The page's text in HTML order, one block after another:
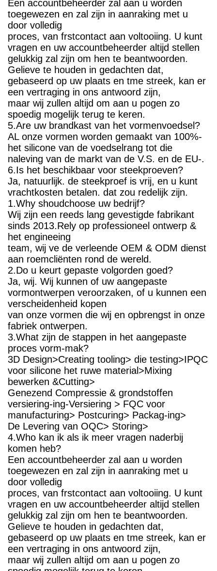
Een accountbeheerder zal aan u worden
toegewezen en zal zijn in aanraking met u
door volledig
proces, van frstcontact aan voltooiing. U kunt
vragen en uw accountbeheerder altijd stellen
gelukkig zal zijn om hen te beantwoorden.
Gelieve te houden in gedachten dat,
gebaseerd op uw plaats en tme streek, kan er
een vertraging in ons antwoord zijn,
maar wij zullen altijd om aan u pogen zo
spoedig mogelijk terug te keren.
5.Are uw brandkast van het vormenvoedsel?
AL onze vormen worden gemaakt van 100%-
het silicone van de voedselrang tot die
naleving van de markt van de V.S. en de EU-.
6.Is het beschikbaar voor steekproeven?
Ja, natuurlijk. de steekproef is vrij, en u kunt
vrachtkosten betalen. dat zou redelijk zijn.
1.Why shoudchoose uw bedrijf?
Wij zijn een reeds lang gevestigde fabrikant
sinds 2013.Rely op professioneel ontwerp &
het engineeing
team, wij ve de verleende OEM & ODM dienst
aan roemcliënten rond de wereld.
2.Do u keurt gepaste volgorden goed?
Ja, wij. Wij kunnen of uw aangepaste
vormontwerpen veroorzaken, of u kunnen een
verscheidenheid kopen
van onze vormen die wij en opbrengst in onze
fabriek ontwerpen.
3.What zijn de stappen in het aangepaste
proces vorm-mak?
3D Design>Creating tooling> die testing>IPQC
voor silicone het ruwe material>Mixing
bewerken &Cutting>
Genezend Compressie & grondstoffen
versiering-ing-Versiering > FQC voor
manufacturing> Postcuring> Packag-ing>
De Levering van OQC> Storing>
4.Who kan ik als ik meer vragen naderbij
komen heb?
Een accountbeheerder zal aan u worden
toegewezen en zal zijn in aanraking met u
door volledig
proces, van frstcontact aan voltooiing. U kunt
vragen en uw accountbeheerder altijd stellen
gelukkig zal zijn om hen te beantwoorden.
Gelieve te houden in gedachten dat,
gebaseerd op uw plaats en tme streek, kan er
een vertraging in ons antwoord zijn,
maar wij zullen altijd om aan u pogen zo